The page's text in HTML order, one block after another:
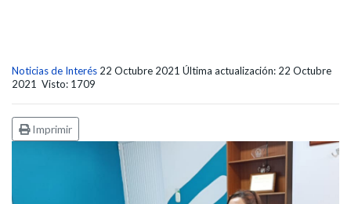
Noticias de Interés 22 Octubre 2021 Última actualización: 22 Octubre
2021 Visto: 1709
Imprimir